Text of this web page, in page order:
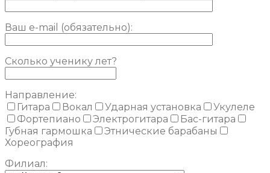
Ваш e-mail (обязательно):
Сколько ученику лет?
Направление:
Гитара
Вокал Ударная установка
Укулеле
Фортепиано
Электрогитара
Бас-гитара
Губная гармошка
Этнические барабаны
Хореография
Филиал: